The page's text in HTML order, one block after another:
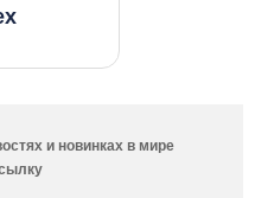
и новинках в мире